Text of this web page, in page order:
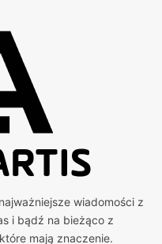
wiadomości z
i bądź na bieżąco z
mają znaczenie.